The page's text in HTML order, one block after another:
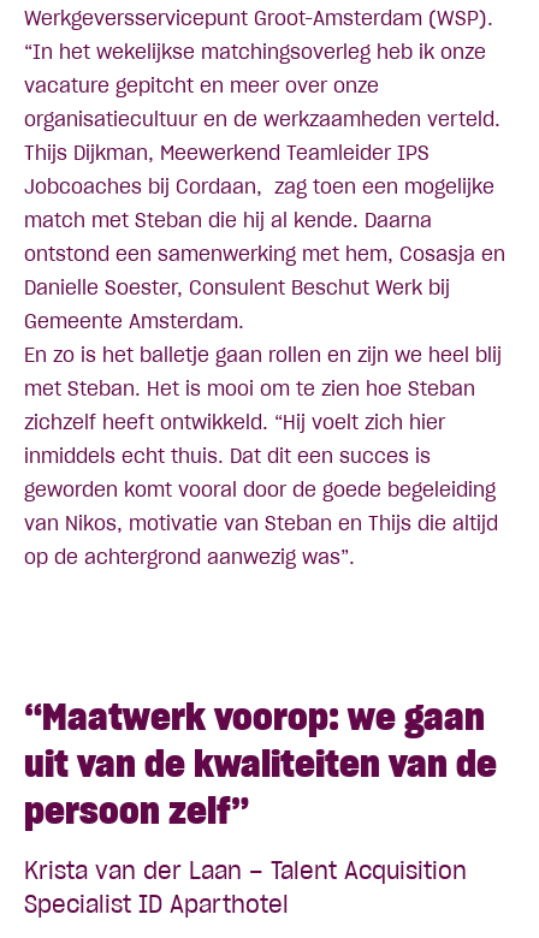
Werkgeversservicepunt Groot-Amsterdam (WSP).
“In het wekelijkse matchingsoverleg heb ik onze
vacature gepitcht en meer over onze
organisatiecultuur en de werkzaamheden verteld.
Thijs Dijkman, Meewerkend Teamleider IPS
Jobcoaches bij Cordaan, zag toen een mogelijke
match met Steban die hij al kende. Daarna
ontstond een samenwerking met hem, Cosasja en
Danielle Soester, Consulent Beschut Werk bij
Gemeente Amsterdam.
En zo is het balletje gaan rollen en zijn we heel blij
met Steban. Het is mooi om te zien hoe Steban
zichzelf heeft ontwikkeld. “Hij voelt zich hier
inmiddels echt thuis. Dat dit een succes is
geworden komt vooral door de goede begeleiding
van Nikos, motivatie van Steban en Thijs die altijd
op de achtergrond aanwezig was”.
“Maatwerk voorop: we gaan
uit van de kwaliteiten van de
persoon zelf”
Krista van der Laan – Talent Acquisition
Specialist ID Aparthotel